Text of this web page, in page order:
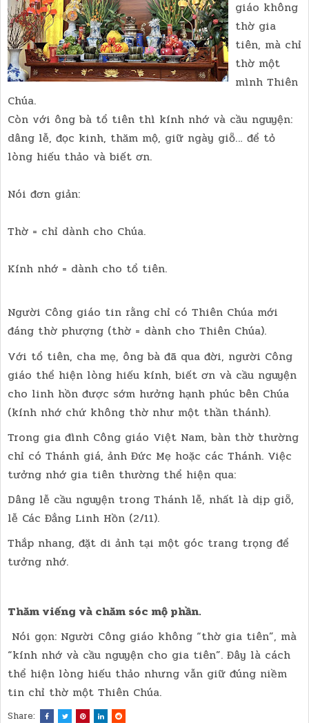
giáo không
thờ gia
tiên, mà chỉ
thờ một
mình Thiên
Chúa.
Còn với ông bà tổ tiên thì kính nhớ và cầu nguyện:
dâng lễ, đọc kinh, thăm mộ, giữ ngày giỗ… để tỏ
lòng hiếu thảo và biết ơn.
Nói đơn giản:
Thờ = chỉ dành cho Chúa.
Kính nhớ = dành cho tổ tiên.
Người Công giáo tin rằng chỉ có Thiên Chúa mới
đáng thờ phượng (thờ = dành cho Thiên Chúa).
Với tổ tiên, cha mẹ, ông bà đã qua đời, người Công
giáo thể hiện lòng hiếu kính, biết ơn và cầu nguyện
cho linh hồn được sớm hưởng hạnh phúc bên Chúa
(kính nhớ chứ không thờ như một thần thánh).
Trong gia đình Công giáo Việt Nam, bàn thờ thường
chỉ có Thánh giá, ảnh Đức Mẹ hoặc các Thánh. Việc
tưởng nhớ gia tiên thường thể hiện qua:
Dâng lễ cầu nguyện trong Thánh lễ, nhất là dịp giỗ,
lễ Các Đẳng Linh Hồn (2/11).
Thắp nhang, đặt di ảnh tại một góc trang trọng để
tưởng nhớ.
Thăm viếng và chăm sóc mộ phần.
Nói gọn: Người Công giáo không “thờ gia tiên”, mà
“kính nhớ và cầu nguyện cho gia tiên”. Đây là cách
thể hiện lòng hiếu thảo nhưng vẫn giữ đúng niềm
tin chỉ thờ một Thiên Chúa.
Share: